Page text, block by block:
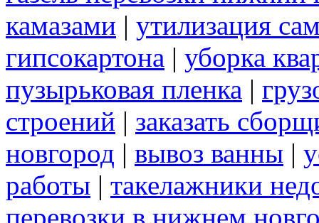
камазами | утилизация
гипсокартона | уборка
пузырьковая пленка |
строений | заказать
новгород | вывоз ванны |
работы | такелажники
перевозки в нижнем